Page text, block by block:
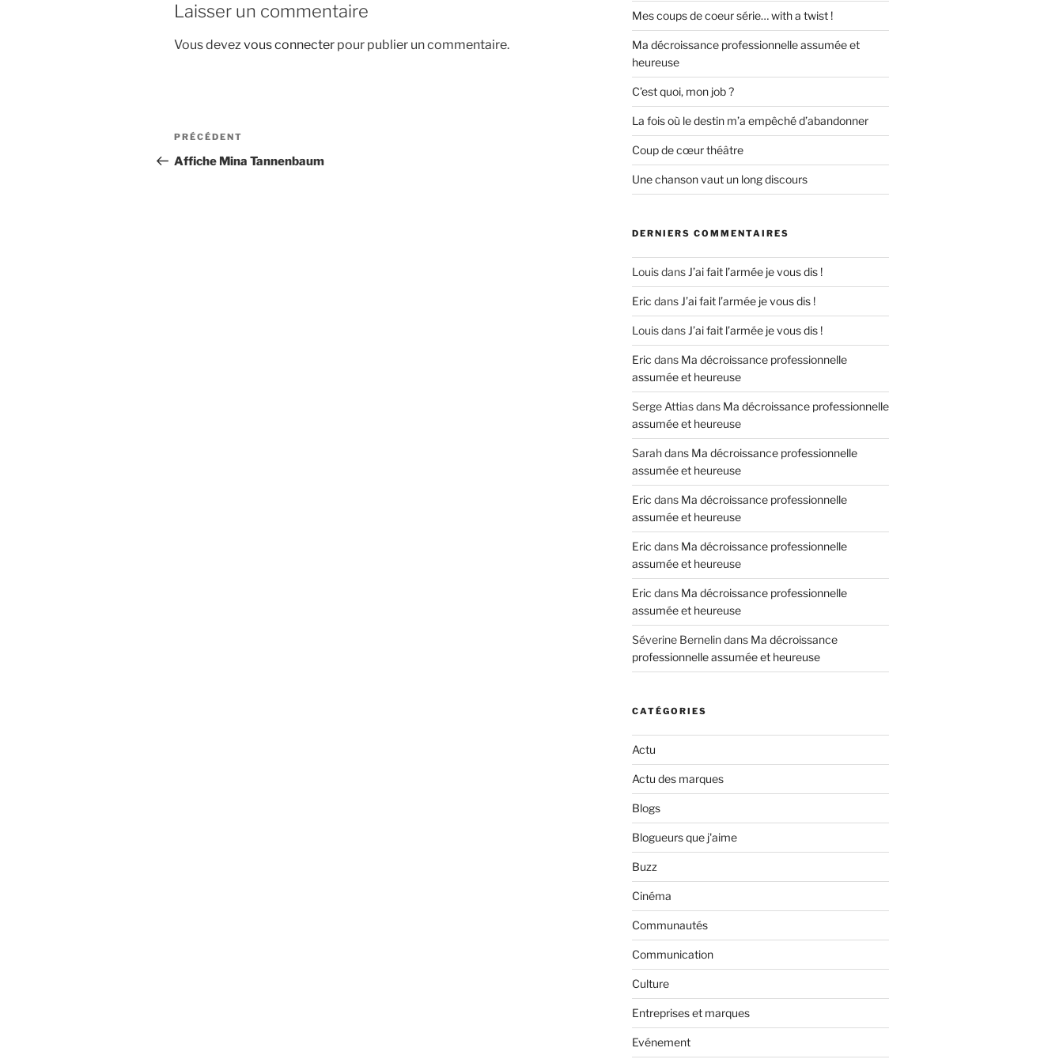
Laisser un commentaire
Vous devezvous connecter pour publier un commentaire.
Navigation
de
Article
précédent
PRÉCÉDENT
Affiche Mina Tannenbaum
Mes coups de coeur série… with a twist !
Ma décroissance professionnelle assumée et
heureuse
C’est quoi, mon job ?
La fois où le destin m’a empêché d’abandonner
Coup de cœur théâtre
Une chanson vaut un long discours
DERNIERS COMMENTAIRES
Louisdans J’ai fait l’armée je vous dis !
Eric dans J’ai fait l’armée je vous dis !
Louisdans J’ai fait l’armée je vous dis !
Eric dans Ma décroissance professionnelle
assumée et heureuse
Serge Attiasdans Ma décroissance professionnelle
assumée et heureuse
Sarahdans Ma décroissance professionnelle
assumée et heureuse
Eric dans Ma décroissance professionnelle
assumée et heureuse
Eric dans Ma décroissance professionnelle
assumée et heureuse
Eric dans Ma décroissance professionnelle
assumée et heureuse
Séverine Bernelindans Ma décroissance
professionnelle assumée et heureuse
CATÉGORIES
Actu
Actu des marques
Blogs
Blogueurs que j'aime
Buzz
Cinéma
Communautés
Communication
Culture
Entreprises et marques
Evénement